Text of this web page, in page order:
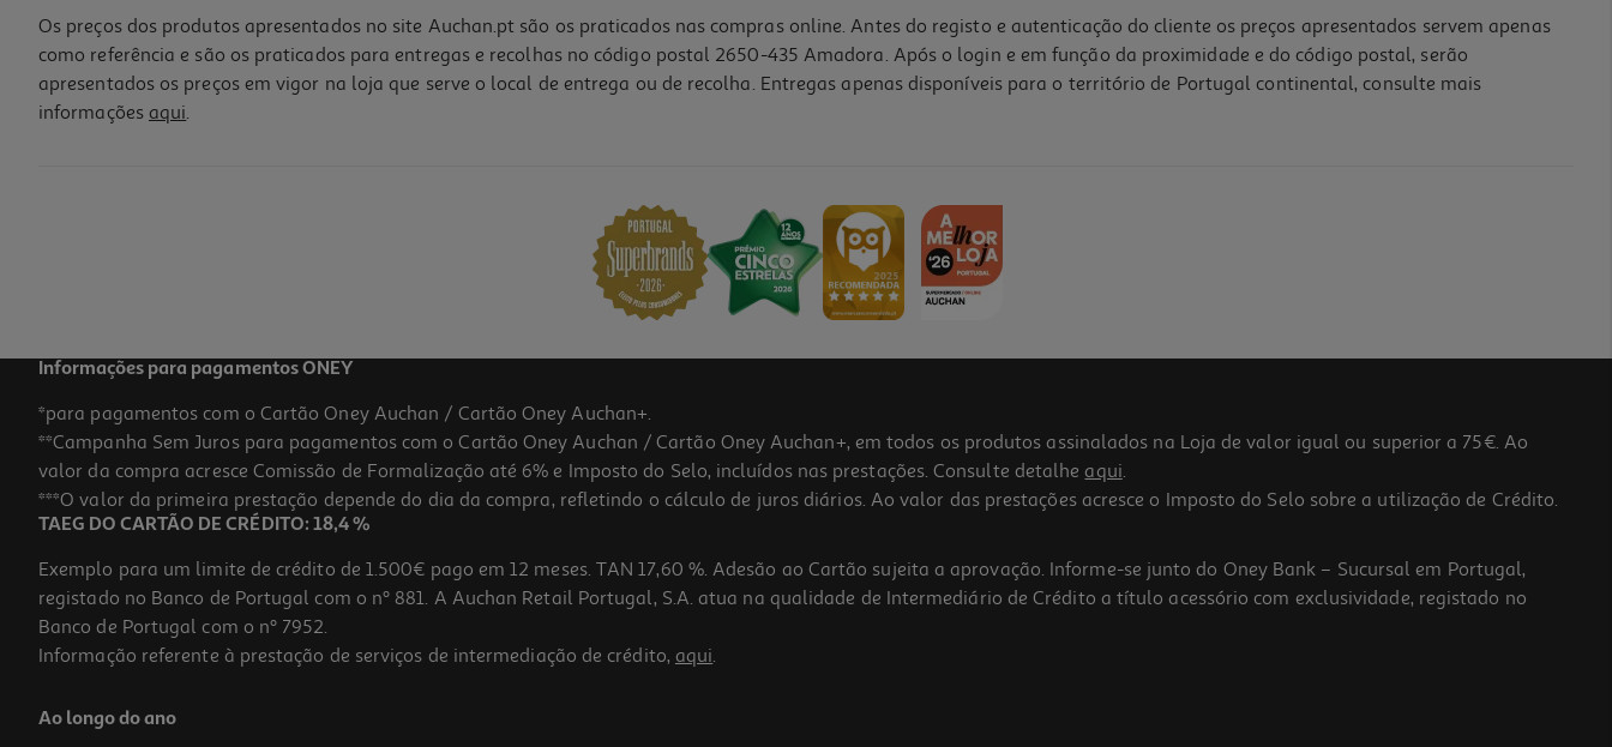
Os preços dos produtos apresentados no site Auchan.pt são os praticados nas compras online. Antes do registo e autenticação do cliente os preços apresentados servem apenas
como referência e são os praticados para entregas e recolhas no código postal 2650-435 Amadora. Após o login e em função da proximidade e do código postal, serão
apresentados os preços em vigor na loja que serve o local de entrega ou de recolha. Entregas apenas disponíveis para o território de Portugal continental, consulte mais
informações aqui.
Informações para pagamentos ONEY
*para pagamentos com o Cartão Oney Auchan / Cartão Oney Auchan+.
**Campanha Sem Juros para pagamentos com o Cartão Oney Auchan / Cartão Oney Auchan+, em todos os produtos assinalados na Loja de valor igual ou superior a 75€. Ao
valor da compra acresce Comissão de Formalização até 6% e Imposto do Selo, incluídos nas prestações. Consulte detalhe aqui.
***O valor da primeira prestação depende do dia da compra, refletindo o cálculo de juros diários. Ao valor das prestações acresce o Imposto do Selo sobre a utilização de Crédito.
TAEG DO CARTÃO DE CRÉDITO: 18,4 %
Exemplo para um limite de crédito de 1.500€ pago em 12 meses. TAN 17,60 %. Adesão ao Cartão sujeita a aprovação. Informe-se junto do Oney Bank – Sucursal em Portugal,
registado no Banco de Portugal com o nº 881. A Auchan Retail Portugal, S.A. atua na qualidade de Intermediário de Crédito a título acessório com exclusividade, registado no
Banco de Portugal com o nº 7952.
Informação referente à prestação de serviços de intermediação de crédito, aqui.
Ao longo do ano